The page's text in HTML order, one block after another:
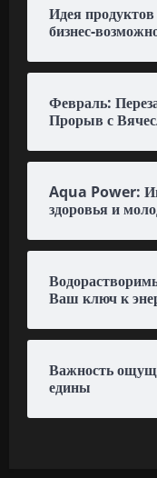
Идея
бизнес-
Февраль:
Прорыв с
Aqua Power:
здоровья и
Ваш ключ к
Важность
едины